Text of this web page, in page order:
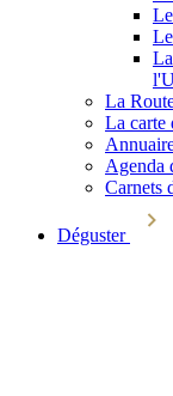
La
La carte
Agenda
Carnets
Déguster